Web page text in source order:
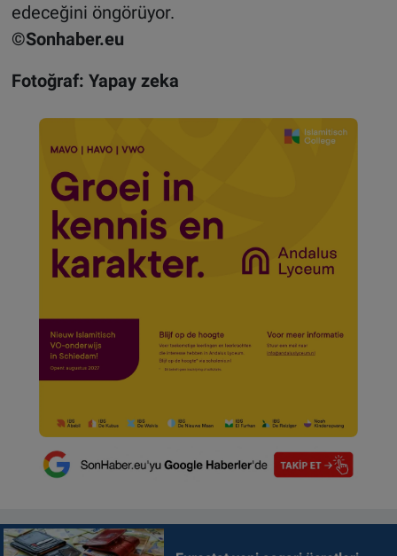
edeceğini öngörüyor.
©Sonhaber.eu
Fotoğraf: Yapay zeka